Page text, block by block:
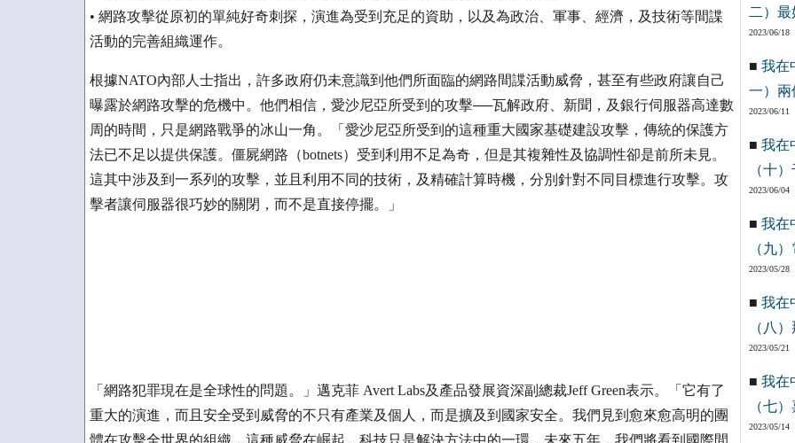
• 網路攻擊從原初的單純好奇刺探，演進為受到充足的資助，以及為政治、軍事、經濟，及技術等間諜
活動的完善組織運作。
根據NATO內部人士指出，許多政府仍未意識到他們所面臨的網路間諜活動威脅，甚至有些政府讓自己
曝露於網路攻擊的危機中。他們相信，愛沙尼亞所受到的攻擊──瓦解政府、新聞，及銀行伺服器高達數
周的時間，只是網路戰爭的冰山一角。「愛沙尼亞所受到的這種重大國家基礎建設攻擊，傳統的保護方
法已不足以提供保護。僵屍網路（botnets）受到利用不足為奇，但是其複雜性及協調性卻是前所未見。
這其中涉及到一系列的攻擊，並且利用不同的技術，及精確計算時機，分別針對不同目標進行攻擊。攻
擊者讓伺服器很巧妙的關閉，而不是直接停擺。」
「網路犯罪現在是全球性的問題。」邁克菲 Avert Labs及產品發展資深副總裁Jeff Green表示。「它有了
重大的演進，而且安全受到威脅的不只有產業及個人，而是擴及到國家安全。我們見到愈來愈高明的團
體在攻擊全世界的組織，這種威脅在崛起。科技只是解決方法中的一環，未來五年，我們將看到國際間
二）
2023/06/18
■ 我在
一）兩
2023/06/11
■ 我在
（十
2023/06/04
■ 我在
（九
2023/05/28
■ 我在
（八
2023/05/21
■ 我在
（七
2023/05/14